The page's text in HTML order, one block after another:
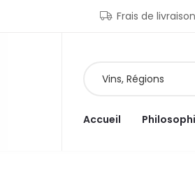
Frais de livraison
Accueil